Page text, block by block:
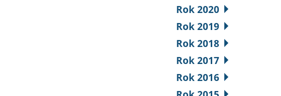
Rok 2020
Rok 2019
Rok 2018
Rok 2017
Rok 2016